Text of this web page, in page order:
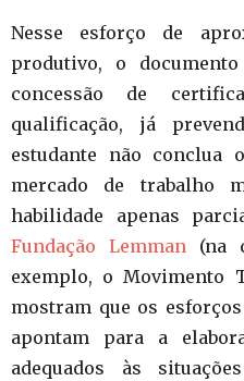
Nesse esforço de
produtivo, o
concessão de
qualificação, já
estudante não conclua
mercado de trabalho
habilidade apenas
Fundação Lemman(na
exemplo, o Movimento
mostram que os
apontam para a
adequados às